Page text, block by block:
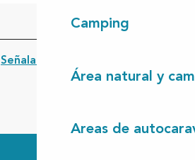
Camping
Área natural y
Areas de
Señalar un error